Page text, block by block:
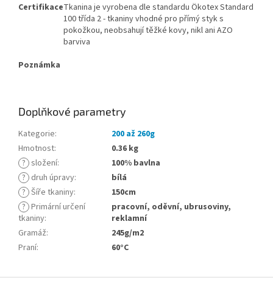
CertifikaceTkanina je vyrobena dle standardu Ökotex Standard
100 třída 2 - tkaniny vhodné pro přímý styk s
pokožkou, neobsahují těžké kovy, nikl ani AZO
barviva
Poznámka
Doplňkové parametry
Kategorie:
200 až 260g
Hmotnost:
0.36 kg
? složení:
100% bavlna
? druh úpravy:
bílá
? Šíře tkaniny:
150cm
? Primární určení
tkaniny:
pracovní, oděvní, ubrusoviny,
reklamní
Gramáž:
245g/m2
Praní: 60°C